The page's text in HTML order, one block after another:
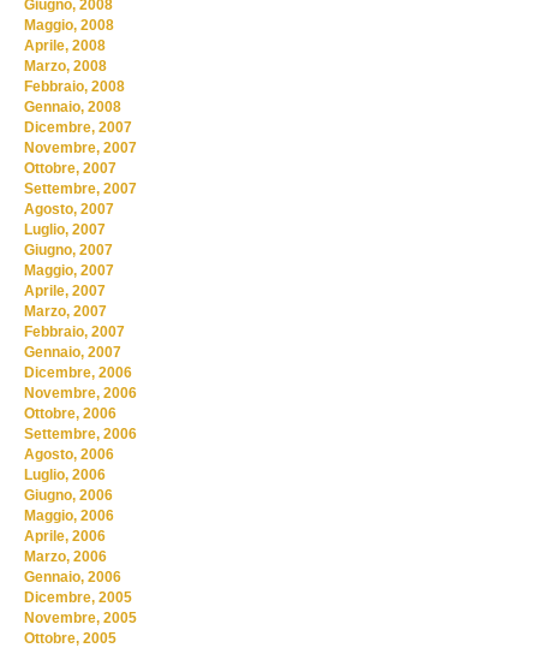
Giugno, 2008
Maggio, 2008
Aprile, 2008
Marzo, 2008
Febbraio, 2008
Gennaio, 2008
Dicembre, 2007
Novembre, 2007
Ottobre, 2007
Settembre, 2007
Agosto, 2007
Luglio, 2007
Giugno, 2007
Maggio, 2007
Aprile, 2007
Marzo, 2007
Febbraio, 2007
Gennaio, 2007
Dicembre, 2006
Novembre, 2006
Ottobre, 2006
Settembre, 2006
Agosto, 2006
Luglio, 2006
Giugno, 2006
Maggio, 2006
Aprile, 2006
Marzo, 2006
Gennaio, 2006
Dicembre, 2005
Novembre, 2005
Ottobre, 2005